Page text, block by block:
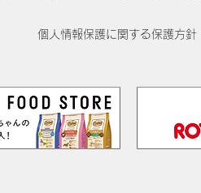
個人情報保護に関する保護方針